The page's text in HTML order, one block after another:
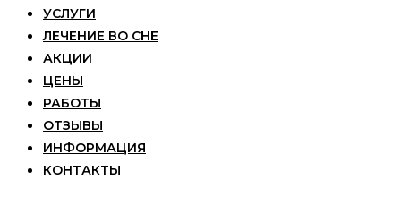
УСЛУГИ
ЛЕЧЕНИЕ ВО СНЕ
АКЦИИ
ЦЕНЫ
РАБОТЫ
ОТЗЫВЫ
ИНФОРМАЦИЯ
КОНТАКТЫ